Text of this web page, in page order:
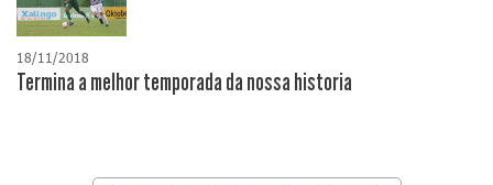
18/11/2018
Termina a melhor temporada da nossa historia